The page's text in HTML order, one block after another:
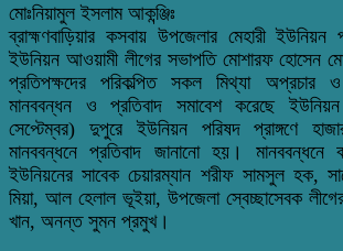
মোঃনিয়ামুল ইসলাম আকন্ঞ্জিঃ
ব্রাহ্মণবাড়িয়ার কসবায় উপজেলার মেহারী ইউনিয়ন
ইউনিয়ন আওয়ামী লীগের সভাপতি মোশারফ হোসেন
প্রতিপক্ষদের পরিকল্পিত সকল মিথ্যা অপ্রচার ও
মানববন্ধন ও প্রতিবাদ সমাবেশ করেছে
সেপ্টেম্বর) দুপুরে ইউনিয়ন পরিষদ প্রাঙ্গণে
মানববন্ধনে প্রতিবাদ জানানো হয়। মানববন্ধনে
ইউনিয়নের সাবেক চেয়ারম্যান শরীফ সামসুল হক,
মিয়া, আল হেলাল ভূইয়া, উপজেলা স্বেচ্ছাসেবক
খান, অনন্ত সুমন প্রমুখ।